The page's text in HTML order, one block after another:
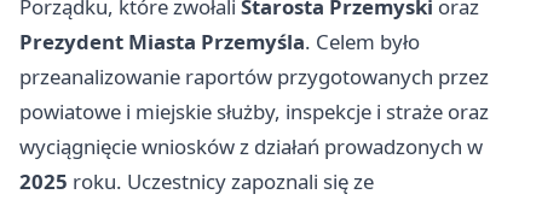
Porządku, które zwołali Starosta Przemyski oraz
Prezydent Miasta Przemyśla. Celem było
przeanalizowanie raportów przygotowanych przez
powiatowe i miejskie służby, inspekcje i straże oraz
wyciągnięcie wniosków z działań prowadzonych w
2025 roku. Uczestnicy zapoznali się ze